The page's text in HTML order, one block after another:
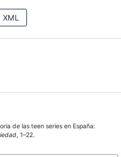
XML
de las teen series en España:
, 1–22.